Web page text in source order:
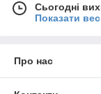
Сьогодні
Показати
Про нас